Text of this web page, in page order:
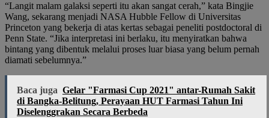
“Langit malam galaksi seperti itu akan sangat cerah,” kata Bingjie
Wang, sekarang menjadi NASA Hubble Fellow di Universitas
Princeton yang bekerja di atas kertas sebagai peneliti postdoctoral di
Penn State. “Jika interpretasi ini berlaku, itu menyiratkan bahwa
bintang yang dibentuk melalui proses luar biasa yang belum pernah
diamati sebelumnya.”
Baca juga Gelar "Farmasi Cup 2021" antar-Rumah Sakit
di Bangka-Belitung, Perayaan HUT Farmasi Tahun Ini
Diselenggrakan Secara Berbeda